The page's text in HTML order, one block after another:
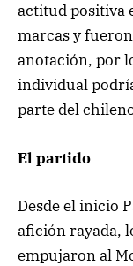
actitud positiva
marcas y
anotación, por
individual
parte del
El partido
Desde el inicio
afición rayada,
empujaron al